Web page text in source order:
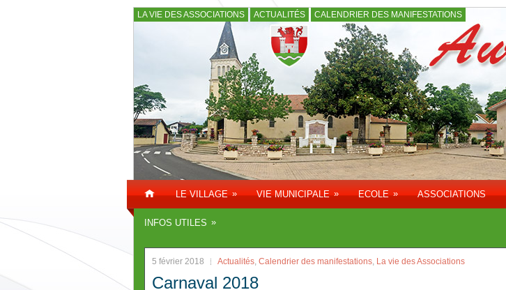
LA VIE DES ASSOCIATIONS ACTUALITÉS CALENDRIER DES MANIFESTATIONS
LE VILLAGE » VIE MUNICIPALE » ECOLE » ASSOCIATIONS
INFOS UTILES »
5 février 2018 Actualités, Calendrier des manifestations, La vie des Associations
Carnaval 2018